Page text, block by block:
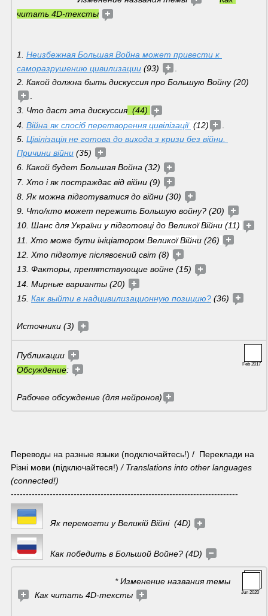
читать 4D-тексты
1. Неизбежная Большая Война может привести к
саморазрушению цивилизации (93)
2. Какой должна быть дискуссия про Большую Войну (20)
3. Что даст эта дискуссия
  (44)
4. Війна як спосіб перетворення цивілізації (12)
5. Цівілізація не готова до вихода з кризи без війни.
Причини війни (35)
6. Какой будет Большая Война (32)
7. Хто і як постраждає від війни (9)
8. Як можна підготуватися до війни (30)
9. Что/кто может пережить Большую войну? (20)
10. Шанс для України у підготовці до Великої Війни (11)
11. Хто може бути ініціатором Великої Війни (26)
12. Хто підготує післявоєний світ (8)
13. Факторы, препятствующие войне (15)
14. Мирные варианты (20)
15. Как выйти в надцивилизационную позицию? (36)
Источники (3)
Feb 2017
Публикации
Обсуждение:
Рабочее обсуждение (для нейронов)
Переводы на разные языки (подключайтесь!) /  Переклади на
Різні мови (підключайтеся!) / Translations into other languages
(connected!)
----------------------------------------------------------------------------
Як перемогти у Великій Війні  (4D)
   Как победить в Большой Войне? (4D)
Jun 2020
                                         * Изменение названия темы
  Как читать 4D-тексты